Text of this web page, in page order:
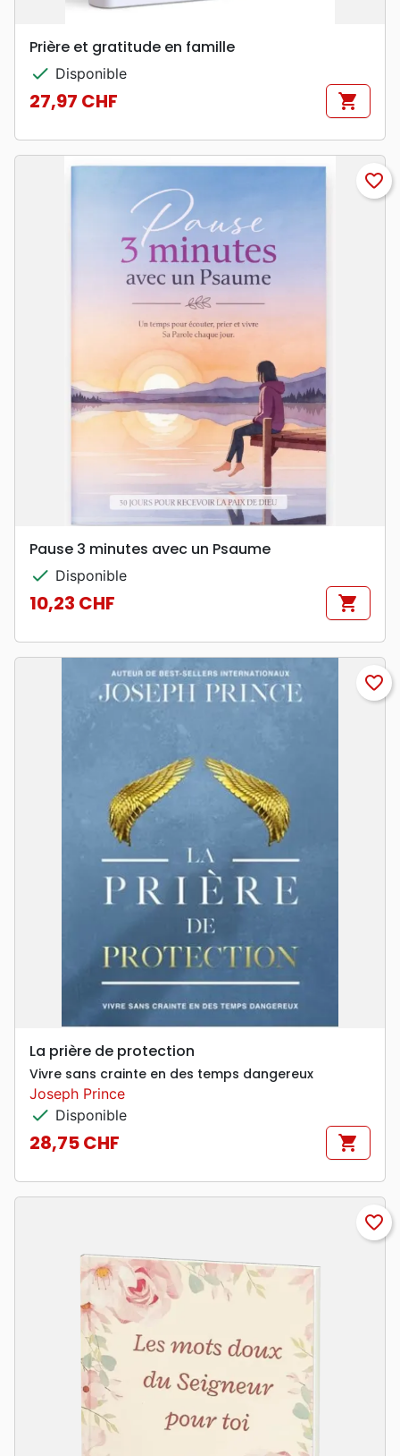
Prière et gratitude en famille
check Disponible
Prix
27,97 CHF shopping_cart
favorite_border
Pause 3 minutes avec un Psaume
check Disponible
Prix
10,23 CHF shopping_cart
favorite_border
La prière de protection
Vivre sans crainte en des temps dangereux
Joseph Prince
check Disponible
Prix
28,75 CHF shopping_cart
favorite_border